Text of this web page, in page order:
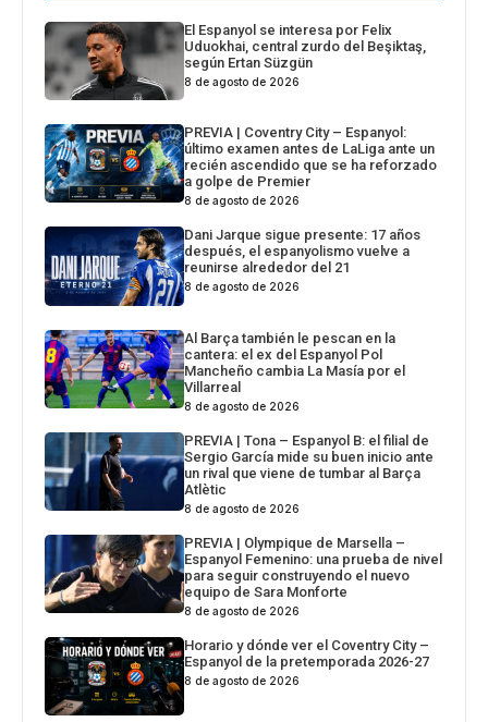
El Espanyol se interesa por Felix
Uduokhai, central zurdo del Beşiktaş,
según Ertan Süzgün
8 de agosto de 2026
PREVIA | Coventry City – Espanyol:
último examen antes de LaLiga ante un
recién ascendido que se ha reforzado
a golpe de Premier
8 de agosto de 2026
Dani Jarque sigue presente: 17 años
después, el espanyolismo vuelve a
reunirse alrededor del 21
8 de agosto de 2026
Al Barça también le pescan en la
cantera: el ex del Espanyol Pol
Mancheño cambia La Masía por el
Villarreal
8 de agosto de 2026
PREVIA | Tona – Espanyol B: el filial de
Sergio García mide su buen inicio ante
un rival que viene de tumbar al Barça
Atlètic
8 de agosto de 2026
PREVIA | Olympique de Marsella –
Espanyol Femenino: una prueba de nivel
para seguir construyendo el nuevo
equipo de Sara Monforte
8 de agosto de 2026
Horario y dónde ver el Coventry City –
Espanyol de la pretemporada 2026-27
8 de agosto de 2026